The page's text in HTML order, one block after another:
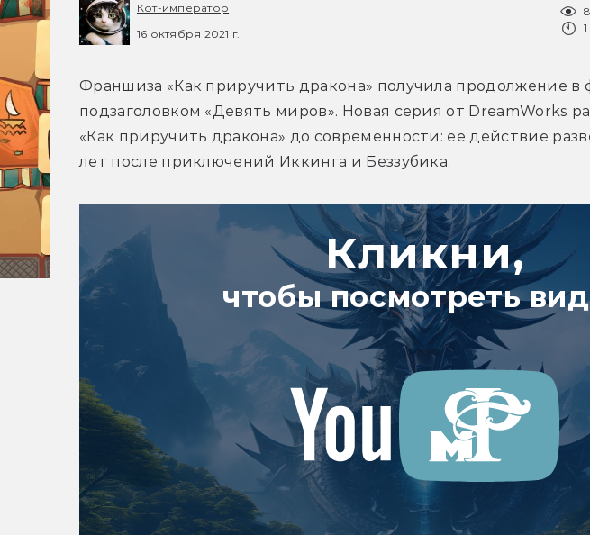
Кот-император
16 октября 2021 г.
Франшиза «Как приручить дракона» получила продолжение в
подзаголовком «Девять миров». Новая серия от DreamWorks
«Как приручить дракона» до современности: её действие
лет после приключений Иккинга и Беззубика.
Кликни,
чтобы посмотреть